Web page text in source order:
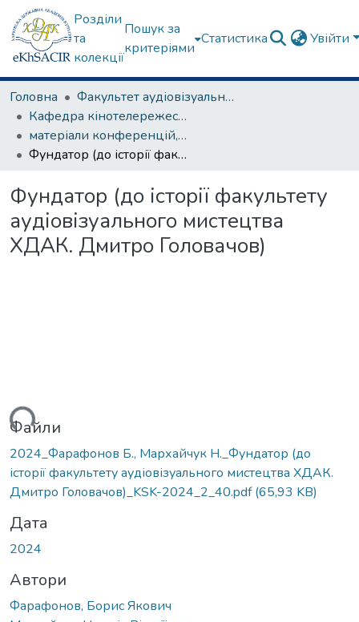
Розділи
та
колекції
Пошук за
критеріями
Статистика Увійти
Головна
Факультет аудіовізуального мистецтва
Кафедра кінотелережесури та сценарної майстерності
матеріали конференцій, семінарів, круглих столів та ін.
Фундатор (до історії факультету аудіовізуального мистецтва ХДАК. Дмитро Головачов)
Фундатор (до історії факультету
аудіовізуального мистецтва
ХДАК. Дмитро Головачов)
Файли
2024_Фарафонов Б., Мархайчук Н._Фундатор (до
історії факультету аудіовізуального мистецтва ХДАК.
Дмитро Головачов)_KSK-2024_2_40.pdf(65,93 KB)
Дата
2024
Автори
Фарафонов, Борис Якович